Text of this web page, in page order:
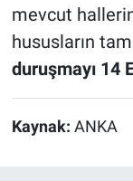
mevcut
hususların
duruşmayı 14
Kaynak: ANKA